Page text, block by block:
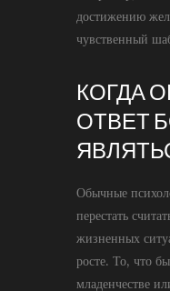
достижению
чувственный
КОГДА
ОТВЕТ
Обычные
перестать
жизненных
росте. То, что
младенчестве